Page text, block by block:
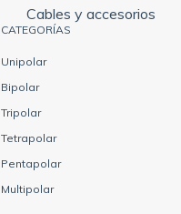
Cables y accesorios
CATEGORÍAS
Unipolar
Bipolar
Tripolar
Tetrapolar
Pentapolar
Multipolar